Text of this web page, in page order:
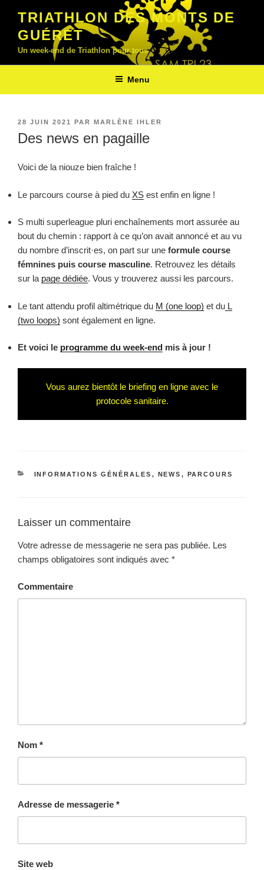
contenu
principal
TRIATHLON DES MONTS DE
GUÉRET
Un week-end de Triathlon pour tous
Menu
PUBLIÉ
LE
28 JUIN 2021 PAR MARLÈNE IHLER
Des news en pagaille
Voici de la niouze bien fraîche !
Le parcours course à pied du XS est enfin en ligne !
S multi superleague pluri enchaînements mort assurée au
bout du chemin : rapport à ce qu’on avait annoncé et au vu
du nombre d’inscrit·es, on part sur une formule course
fémnines puis course masculine. Retrouvez les détails
sur la page dédiée. Vous y trouverez aussi les parcours.
Le tant attendu profil altimétrique du M (one loop) et du L
(two loops) sont également en ligne.
Et voici le programme du week-end mis à jour !
Vous aurez bientôt le briefing en ligne avec le
protocole sanitaire.
CATÉGORIES
INFORMATIONS GÉNÉRALES , NEWS , PARCOURS
Laisser un commentaire
Votre adresse de messagerie ne sera pas publiée. Les
champs obligatoires sont indiqués avec *
Commentaire
Nom *
Adresse de messagerie *
Site web